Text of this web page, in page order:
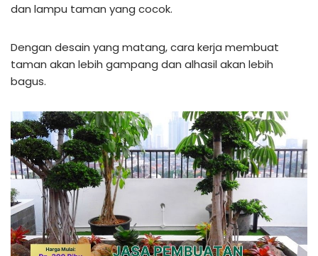
dan lampu taman yang cocok.
Dengan desain yang matang, cara kerja membuat
taman akan lebih gampang dan alhasil akan lebih
bagus.